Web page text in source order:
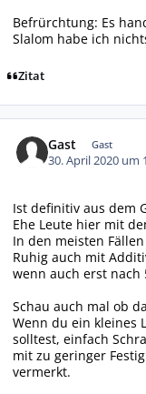
Befrürchtung: Es
Slalom habe ich
Zitat
Gast Gast
30. April 2020 um
Ist definitiv aus dem
Ehe Leute hier mit
In den meisten
Ruhig auch mit
wenn auch erst nach
Schau auch mal ob
Wenn du ein kleines
solltest, einfach
mit zu geringer
vermerkt.